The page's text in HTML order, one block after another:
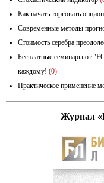
Как начать торговать
Современные методы
Стоимость серебра
Бесплатные семинары от
каждому! (0)
Практическое применение
Журнал